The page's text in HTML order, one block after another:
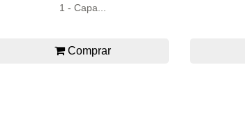
1 - Capa...
Comprar